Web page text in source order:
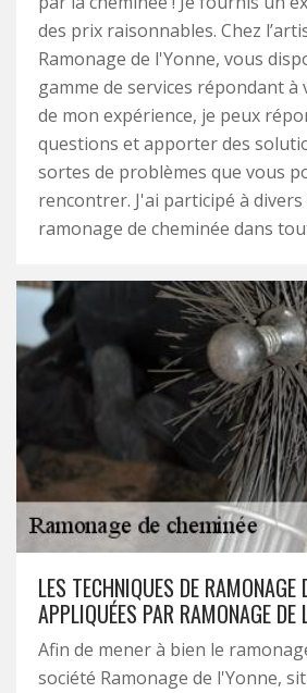
des prix raisonnables. Chez
Ramonage de l'Yonne, vous
gamme de services répondant à
de mon expérience, je peux
questions et apporter des
sortes de problèmes que vous
rencontrer. J'ai participé à
ramonage de cheminée dans
LES TECHNIQUES DE RAMONAGE
APPLIQUÉES PAR RAMONAGE DE
Afin de mener à bien le
société Ramonage de l'Yonne,